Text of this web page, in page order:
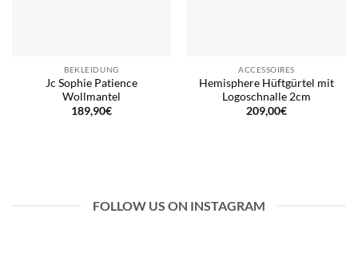
BEKLEIDUNG
Jc Sophie Patience
Wollmantel
189,90€
ACCESSOIRES
Hemisphere Hüftgürtel mit
Logoschnalle 2cm
209,00€
FOLLOW US ON INSTAGRAM